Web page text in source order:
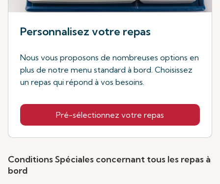
Personnalisez votre repas
Nous vous proposons de nombreuses options en
plus de notre menu standard à bord. Choisissez
un repas qui répond à vos besoins.
Pré-sélectionnez votre repas
Conditions Spéciales concernant tous les repas à
bord